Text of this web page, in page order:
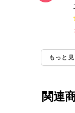
もっと見
関連